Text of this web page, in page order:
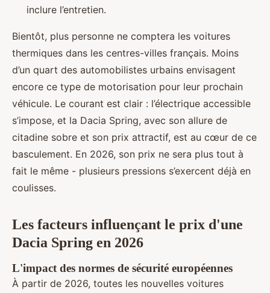
inclure l’entretien.
Bientôt, plus personne ne comptera les voitures
thermiques dans les centres-villes français. Moins
d’un quart des automobilistes urbains envisagent
encore ce type de motorisation pour leur prochain
véhicule. Le courant est clair : l’électrique accessible
s’impose, et la Dacia Spring, avec son allure de
citadine sobre et son prix attractif, est au cœur de ce
basculement. En 2026, son prix ne sera plus tout à
fait le même - plusieurs pressions s’exercent déjà en
coulisses.
Les facteurs influençant le prix d'une
Dacia Spring en 2026
L'impact des normes de sécurité européennes
À partir de 2026, toutes les nouvelles voitures